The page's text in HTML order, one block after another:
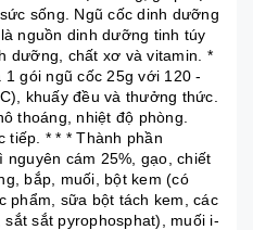
sống. Ngũ cốc dinh dưỡng
nguồn dinh dưỡng tinh túy
dưỡng, chất xơ và vitamin. *
gói ngũ cốc 25g với 120 -
khuấy đều và thưởng thức.
thoáng, nhiệt độ phòng.
tiếp. * * * Thành phần
cám 25%, gạo, chiết
bắp, muối, bột kem (có
phẩm, sữa bột tách kem, các
sắt pyrophosphat), muối i-